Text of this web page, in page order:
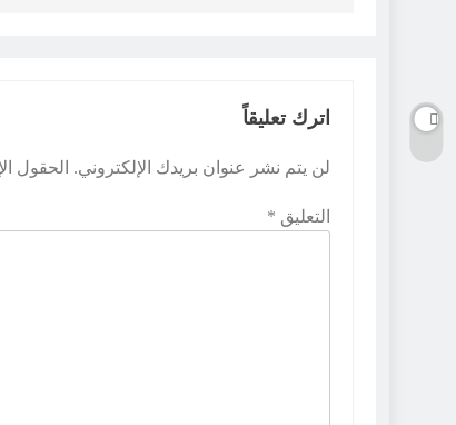
اترك تعليقاً
لن يتم نشر عنوان بريدك الإلكتروني. الحقول
التعليق *